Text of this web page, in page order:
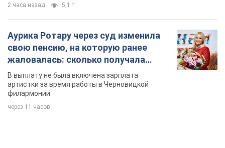
2 часа назад 5,1 т.
Аурика Ротару через суд изменила
свою пенсию, на которую ранее
жаловалась: сколько получала
певица
В выплату не была включена зарплата
артистки за время работы в Черновицкой
филармонии
через 11 часов